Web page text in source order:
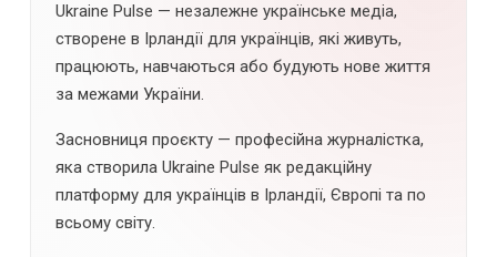
Ukraine Pulse — незалежне українське медіа,
створене в Ірландії для українців, які живуть,
працюють, навчаються або будують нове життя
за межами України.
Засновниця проєкту — професійна журналістка,
яка створила Ukraine Pulse як редакційну
платформу для українців в Ірландії, Європі та по
всьому світу.